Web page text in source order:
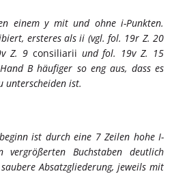
einem y mit und ohne i-Punkten.
ersteres als ii (vgl. fol. 19r Z. 20
Z. 9 consiliarii und fol. 19v Z. 15
B häufiger so eng aus, dass es
unterscheiden ist.
ist durch eine 7 Zeilen hohe I-
Buchstaben deutlich
Absatzgliederung, jeweils mit